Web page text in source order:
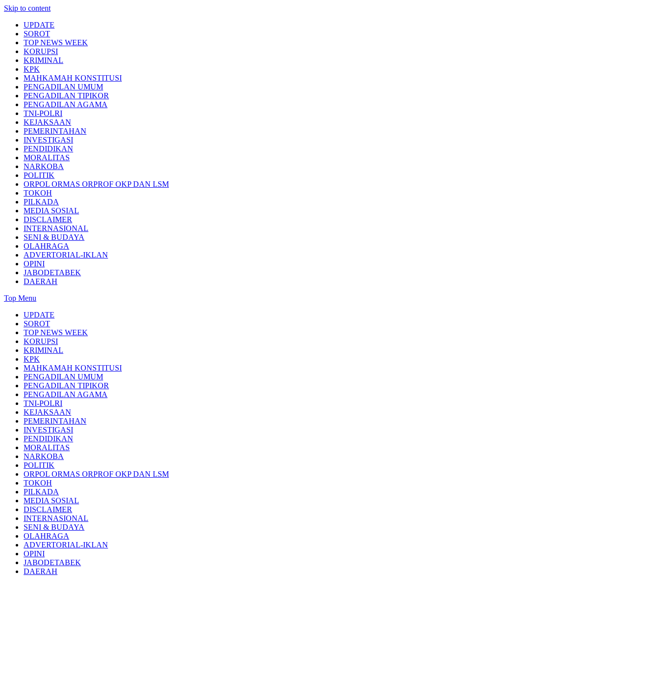
Skip to content
UPDATE
SOROT
TOP NEWS WEEK
KORUPSI
KRIMINAL
KPK
MAHKAMAH KONSTITUSI
PENGADILAN UMUM
PENGADILAN TIPIKOR
PENGADILAN AGAMA
TNI-POLRI
KEJAKSAAN
PEMERINTAHAN
INVESTIGASI
PENDIDIKAN
MORALITAS
NARKOBA
POLITIK
ORPOL ORMAS ORPROF OKP DAN LSM
TOKOH
PILKADA
MEDIA SOSIAL
DISCLAIMER
INTERNASIONAL
SENI & BUDAYA
OLAHRAGA
ADVERTORIAL-IKLAN
OPINI
JABODETABEK
DAERAH
Top Menu
UPDATE
SOROT
TOP NEWS WEEK
KORUPSI
KRIMINAL
KPK
MAHKAMAH KONSTITUSI
PENGADILAN UMUM
PENGADILAN TIPIKOR
PENGADILAN AGAMA
TNI-POLRI
KEJAKSAAN
PEMERINTAHAN
INVESTIGASI
PENDIDIKAN
MORALITAS
NARKOBA
POLITIK
ORPOL ORMAS ORPROF OKP DAN LSM
TOKOH
PILKADA
MEDIA SOSIAL
DISCLAIMER
INTERNASIONAL
SENI & BUDAYA
OLAHRAGA
ADVERTORIAL-IKLAN
OPINI
JABODETABEK
DAERAH